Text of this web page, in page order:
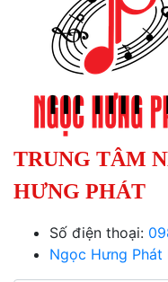
TRUNG TÂM
HƯNG PHÁT
Số điện thoại:
Ngọc Hưng Phát